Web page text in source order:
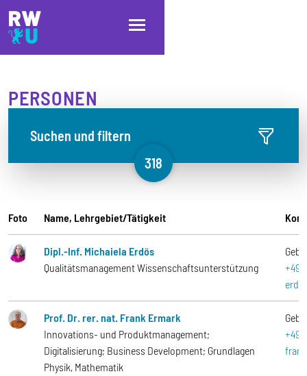
Direkt zum Inhalt
Direkt zur Hauptnavigation
Direkt zum Fußbereich
PERSONEN
Suchen und filtern
318
Foto Name, Lehrgebiet/Tätigkeit
Dipl.-Inf. Michaiela Erdös
Qualitätsmanagement Wissenschaftsunterstützung
+49-
Prof. Dr. rer. nat. Frank Ermark
Innovations- und Produktmanagement;
Digitalisierung; Business Development; Grundlagen
Physik, Mathematik
+49-